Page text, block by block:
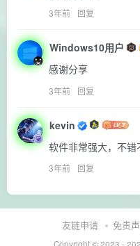
3年前 回复
Windows10用户
感谢分享
3年前 回复
kevin
软件非常强大，不错
3年前 回复
友链申请 免责